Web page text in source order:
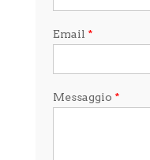
Email *
Messaggio *